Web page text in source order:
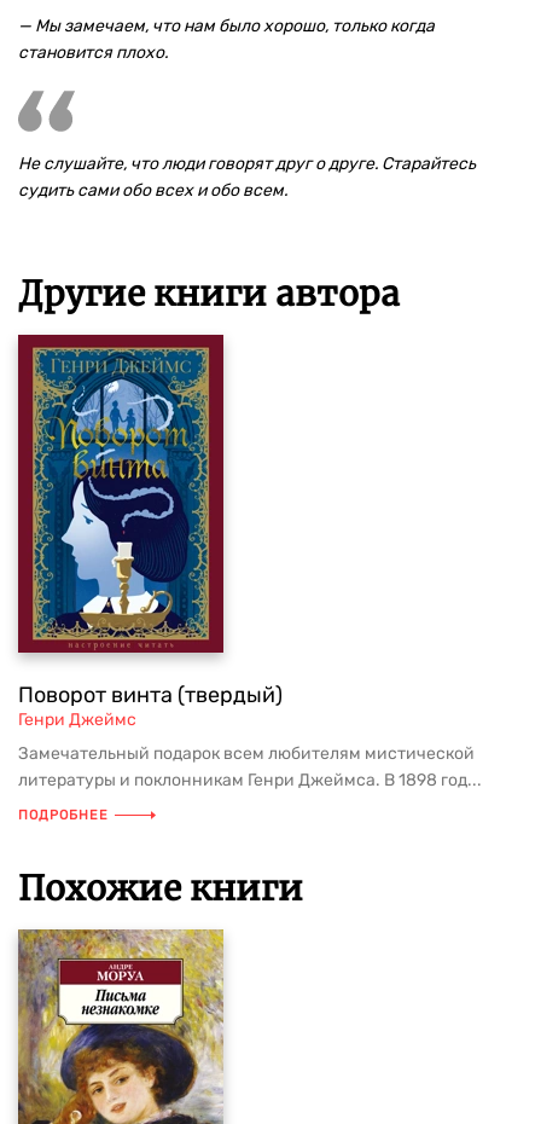
— Мы замечаем, что нам было хорошо, только когда
становится плохо.
Не слушайте, что люди говорят друг о друге. Старайтесь
судить сами обо всех и обо всем.
Другие книги автора
Поворот винта (твердый)
Генри Джеймс
Замечательный подарок всем любителям мистической
литературы и поклонникам Генри Джеймса. В 1898 год...
ПОДРОБНЕЕ
Похожие книги